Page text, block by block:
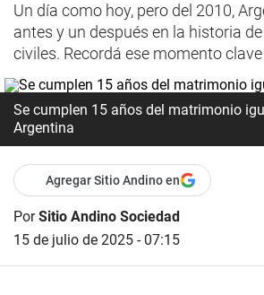
Un día como hoy, pero del 2010,
antes y un después en la historia
civiles. Recordá ese momento
Se cumplen 15 años del matrimonio
Argentina
Agregar Sitio Andino en
PorSitio Andino Sociedad
15 de julio de 2025 - 07:15